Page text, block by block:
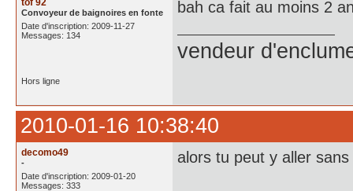
tof 92
Convoyeur de baignoires en fonte
Date d'inscription: 2009-11-27
Messages: 134
bah ca fait au moins 2
vendeur
Hors ligne
2010-01-16 10:38:40
decomo49
-
Date d'inscription: 2009-01-20
Messages: 333
alors tu peut y aller